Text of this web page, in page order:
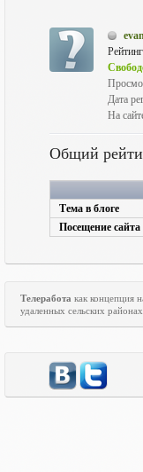
Дата
На
Общий
Тема в блоге
Посещение сайта
Телеработа как концепция
удаленных сельских